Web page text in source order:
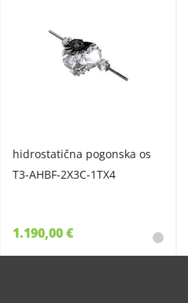
hidrostatična pogonska os
T3-AHBF-2X3C-1TX4
1.190,00 €